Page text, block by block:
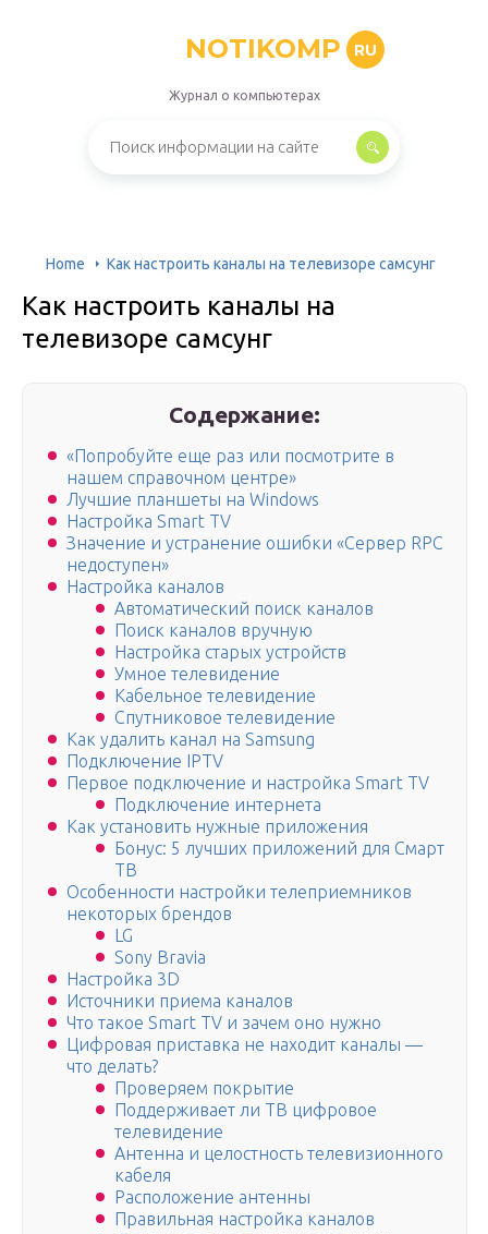
NOTIKOMP RU
Журнал о компьютерах
Home Как настроить каналы на телевизоре самсунг
Как настроить каналы на
телевизоре самсунг
Содержание:
«Попробуйте еще раз или посмотрите в
нашем справочном центре»
Лучшие планшеты на Windows
Настройка Smart TV
Значение и устранение ошибки «Сервер RPC
недоступен»
Настройка каналов
Автоматический поиск каналов
Поиск каналов вручную
Настройка старых устройств
Умное телевидение
Кабельное телевидение
Спутниковое телевидение
Как удалить канал на Samsung
Подключение IPTV
Первое подключение и настройка Smart TV
Подключение интернета
Как установить нужные приложения
Бонус: 5 лучших приложений для Смарт
ТВ
Особенности настройки телеприемников
некоторых брендов
LG
Sony Bravia
Настройка 3D
Источники приема каналов
Что такое Smart TV и зачем оно нужно
Цифровая приставка не находит каналы —
что делать?
Проверяем покрытие
Поддерживает ли ТВ цифровое
телевидение
Антенна и целостность телевизионного
кабеля
Расположение антенны
Правильная настройка каналов